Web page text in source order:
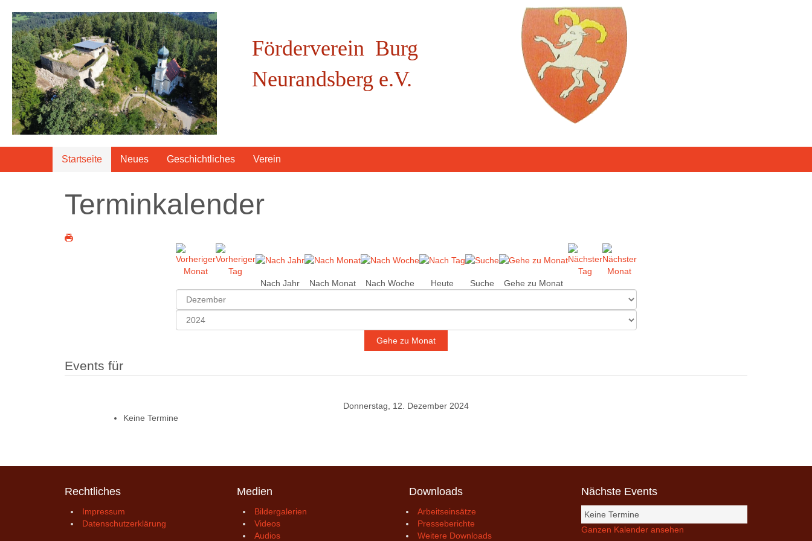
Förderverein Burg
Neurandsberg e.V.
Startseite Neues Geschichtliches Verein
Terminkalender
Nach Jahr Nach Monat Nach Woche Heute Suche Gehe zu Monat
Gehe zu Monat
Events für
Donnerstag, 12. Dezember 2024
Keine Termine
Rechtliches
Impressum
Datenschutzerklärung
Medien
Bildergalerien
Videos
Audios
Downloads
Arbeitseinsätze
Presseberichte
Weitere Downloads
Nächste Events
Keine Termine
Ganzen Kalender ansehen